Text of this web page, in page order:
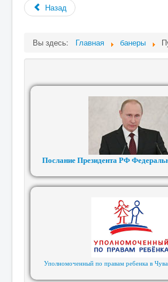
Назад
Вы здесь: Главная банеры
Послание Президента РФ
Уполномоченный по правам ребенка в